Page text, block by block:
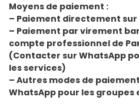
Moyens de paiement :
– Paiement directement sur
– Paiement par virement
compte professionnel de
(Contacter sur WhatsApp
les services)
– Autres modes de
WhatsApp pour les groupes